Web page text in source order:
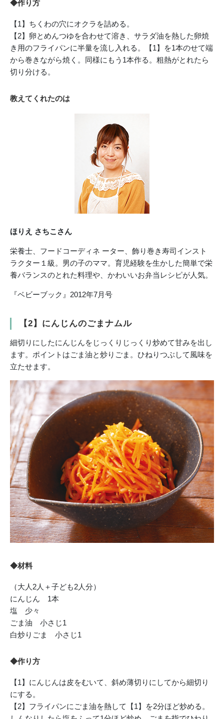
◆作り方
【1】ちくわの穴にオクラを詰める。
【2】卵とめんつゆを合わせて溶き、サラダ油を熱した卵焼
き用のフライパンに半量を流し入れる。【1】を1本のせて端
から巻きながら焼く。同様にもう1本作る。粗熱がとれたら
切り分ける。
教えてくれたのは
ほりえ さちこさん
栄養士、フードコーディネ ーター、飾り巻き寿司インスト
ラクター１級。男の子のママ。育児経験を生かした簡単で栄
養バランスのとれた料理や、かわいいお弁当レシピが人気。
『ベビーブック』2012年7月号
【2】にんじんのごまナムル
細切りにしたにんじんをじっくりじっくり炒めて甘みを出し
ます。ポイントはごま油と炒りごま。ひねりつぶして風味を
立たせます。
◆材料
（大人2人＋子ども2人分）
にんじん 1本
塩 少々
ごま油 小さじ1
白炒りごま 小さじ1
◆作り方
【1】にんじんは皮をむいて、斜め薄切りにしてから細切り
にする。
【2】フライパンにごま油を熱して【1】を2分ほど炒める。